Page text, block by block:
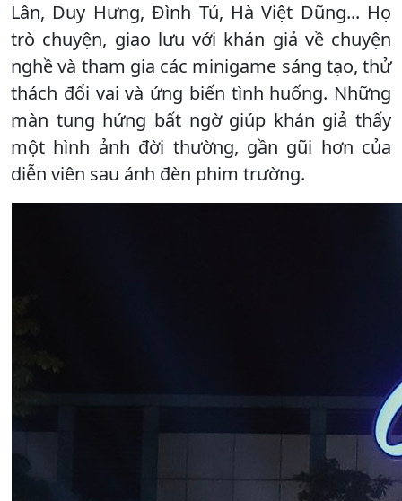
Lân, Duy Hưng, Đình Tú, Hà Việt Dũng... Họ
trò chuyện, giao lưu với khán giả về chuyện
nghề và tham gia các minigame sáng tạo, thử
thách đổi vai và ứng biến tình huống. Những
màn tung hứng bất ngờ giúp khán giả thấy
một hình ảnh đời thường, gần gũi hơn của
diễn viên sau ánh đèn phim trường.